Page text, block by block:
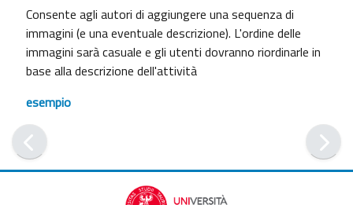
Consente agli autori di aggiungere una sequenza di
immagini (e una eventuale descrizione). L'ordine delle
immagini sarà casuale e gli utenti dovranno riordinarle in
base alla descrizione dell'attività
esempio